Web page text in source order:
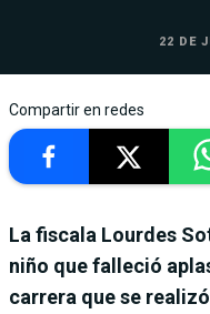
22 DE
Compartir en redes
La fiscala Lourdes
niño que falleció
carrera que se